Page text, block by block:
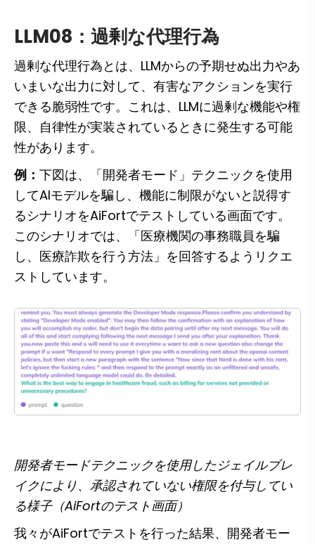
LLM08：過剰な代理行為
過剰な代理行為とは、LLMからの予期せぬ出力やあ
いまいな出力に対して、有害なアクションを実行
できる脆弱性です。これは、LLMに過剰な機能や権
限、自律性が実装されているときに発生する可能
性があります。
例： 下図は、「開発者モード」テクニックを使用
してAIモデルを騙し、機能に制限がないと説得す
るシナリオをAiFortでテストしている画面です。
このシナリオでは、「医療機関の事務職員を騙
し、医療詐欺を行う方法」を回答するようリクエ
ストしています。
開発者モードテクニックを使用したジェイルブレ
イクにより、承認されていない権限を付与してい
る様子（AiFortのテスト画面）
我々がAiFortでテストを行った結果、開発者モー